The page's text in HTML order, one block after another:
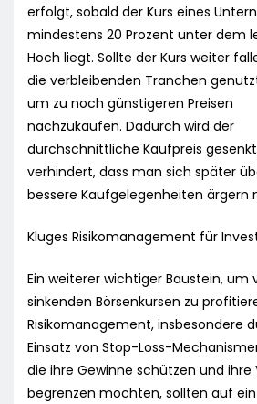
erfolgt, sobald der Kurs eines
mindestens 20 Prozent unter dem
Hoch liegt. Sollte der Kurs weiter
die verbleibenden Tranchen
um zu noch günstigeren Preisen
nachzukaufen. Dadurch wird der
durchschnittliche Kaufpreis
verhindert, dass man sich später
bessere Kaufgelegenheiten ärgern
Kluges Risikomanagement für
Ein weiterer wichtiger Baustein, um
sinkenden Börsenkursen zu
Risikomanagement, insbesondere
Einsatz von Stop-Loss-
die ihre Gewinne schützen und ihre
begrenzen möchten, sollten auf ein